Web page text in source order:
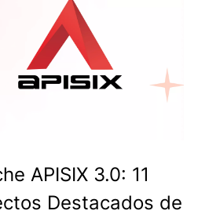
APISIX 3.0: 11
Destacados de